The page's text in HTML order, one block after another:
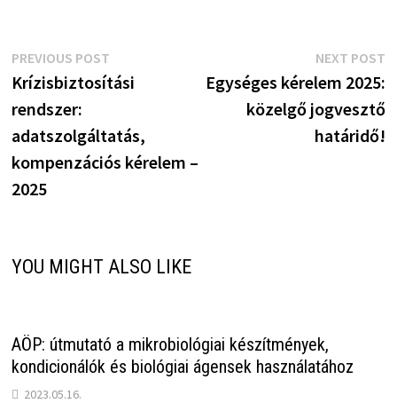
Bejegyzés
navigáció
PREVIOUS POSTPrevious
post:
Krízisbiztosítási
rendszer:
adatszolgáltatás,
kompenzációs kérelem –
2025
NEXT POST
Egységes kérelem 2025:
közelgő jogvesztő
határidő!
YOU MIGHT ALSO LIKE
AÖP: útmutató a mikrobiológiai készítmények,
kondicionálók és biológiai ágensek használatához
2023.05.16.